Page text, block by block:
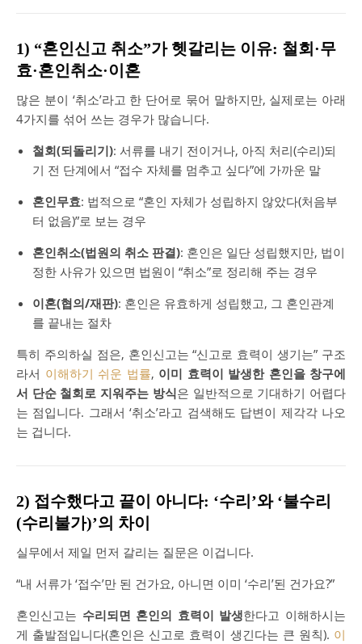
1) “혼인신고 취소”가 헷갈리는 이유: 철회·무
효·혼인취소·이혼
많은 분이 ‘취소’라고 한 단어로 묶어 말하지만, 실제로는 아래
4가지를 섞어 쓰는 경우가 많습니다.
철회(되돌리기): 서류를 내기 전이거나, 아직 처리(수리)되
기 전 단계에서 “접수 자체를 멈추고 싶다”에 가까운 말
혼인무효: 법적으로 “혼인 자체가 성립하지 않았다(처음부
터 없음)”로 보는 경우
혼인취소(법원의 취소 판결): 혼인은 일단 성립했지만, 법이
정한 사유가 있으면 법원이 “취소”로 정리해 주는 경우
이혼(협의/재판): 혼인은 유효하게 성립했고, 그 혼인관계
를 끝내는 절차
특히 주의하실 점은, 혼인신고는 “신고로 효력이 생기는” 구조
라서 이해하기 쉬운 법률, 이미 효력이 발생한 혼인을 창구에
서 단순 철회로 지워주는 방식은 일반적으로 기대하기 어렵다
는 점입니다. 그래서 ‘취소’라고 검색해도 답변이 제각각 나오
는 겁니다.
2) 접수했다고 끝이 아니다: ‘수리’와 ‘불수리
(수리불가)’의 차이
실무에서 제일 먼저 갈리는 질문은 이겁니다.
“내 서류가 ‘접수’만 된 건가요, 아니면 이미 ‘수리’된 건가요?”
혼인신고는 수리되면 혼인의 효력이 발생한다고 이해하시는
게 출발점입니다(혼인은 신고로 효력이 생긴다는 큰 원칙). 이